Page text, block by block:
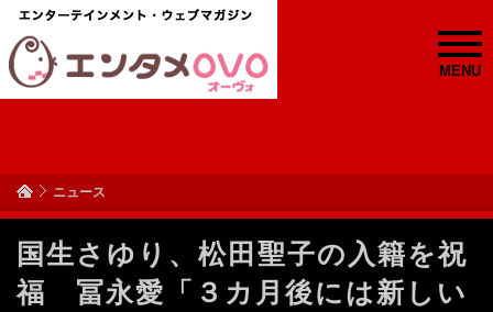
MENU
ニュース
国生さゆり、松田聖子の入籍を祝
福 冨永愛「３カ月後には新しい